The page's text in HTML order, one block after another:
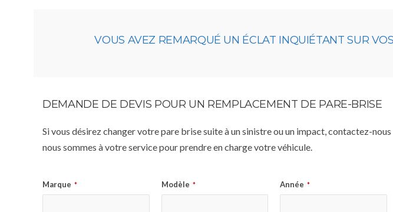
VOUS AVEZ REMARQUÉ UN ÉCLAT INQUIÉTANT SUR
DEMANDE DE DEVIS POUR UN REMPLACEMENT DE PARE-BRISE
Si vous désirez changer votre pare brise suite à un sinistre ou un impact, contactez-
nous sommes à votre service pour prendre en charge votre véhicule.
Marque * Modèle * Année *